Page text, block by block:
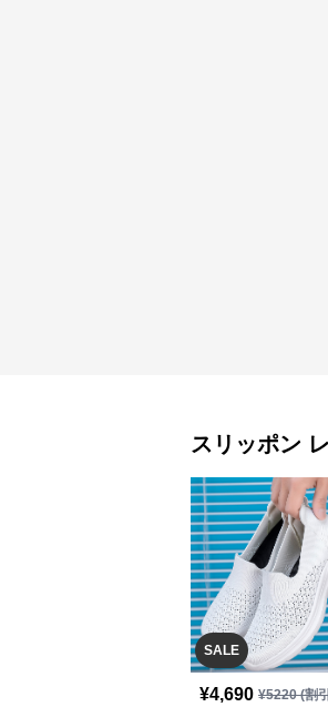
スリッポン
SALE
¥4,690 ¥5220(割